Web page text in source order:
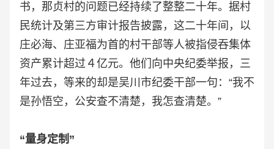
书，那贞村的问题已经持续了整整二十年。据村
民统计及第三方审计报告披露，这二十年间，以
庄必海、庄亚福为首的村干部等人被指侵吞集体
资产累计超过４亿元。他们向中央纪委举报，三
年过去，等来的却是吴川市纪委干部一句：“我不
是孙悟空，公安查不清楚，我怎查清楚。”
“量身定制”